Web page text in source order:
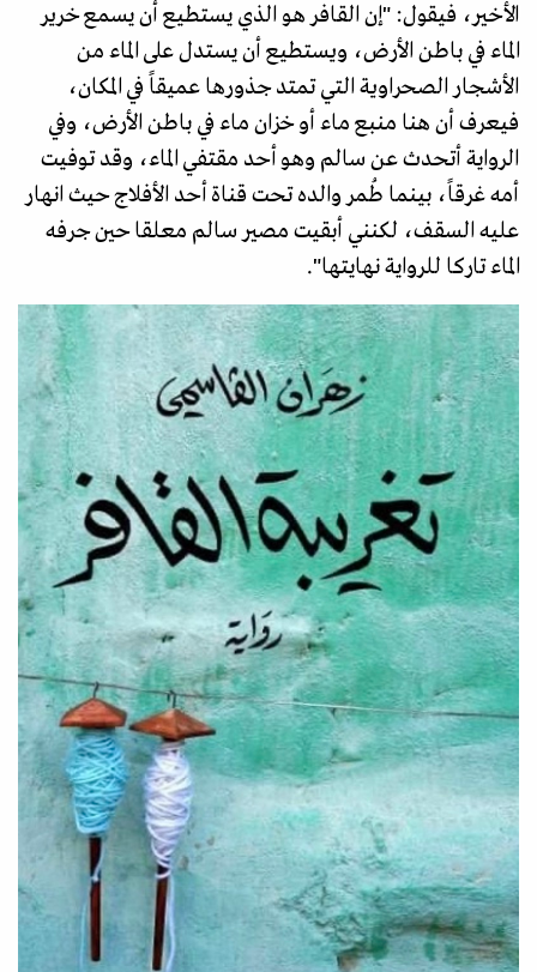
الأخير، فيقول: "إن القافر هو الذي يستطيع أن يسمع خرير
الماء في باطن الأرض، ويستطيع أن يستدل على الماء من
الأشجار الصحراوية التي تمتد جذورها عميقاً في المكان،
فيعرف أن هنا منبع ماء أو خزان ماء في باطن الأرض، وفي
الرواية أتحدث عن سالم وهو أحد مقتفي الماء، وقد توفيت
أمه غرقاً، بينما طُمر والده تحت قناة أحد الأفلاج حيث انهار
عليه السقف، لكنني أبقيت مصير سالم معلقا حين جرفه
الماء تاركا للرواية نهايتها".